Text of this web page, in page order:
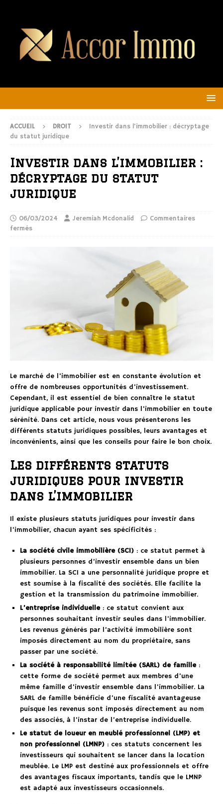
ACCUEIL DROIT
Investir dans l’immobilier : décryptage
du statut juridique
Investir dans l’immobilier :
décryptage du statut
juridique
06/03/2024 Jeremiah Mcdonalid
Commentaires
fermés
Le marché de l’immobilier est en constante évolution et
offre de nombreuses opportunités d’investissement.
Cependant, il est essentiel de bien connaître le statut
juridique applicable pour investir dans l’immobilier en toute
sérénité. Dans cet article, nous vous présenterons les
différents statuts juridiques possibles, leurs avantages et
inconvénients, ainsi que les conseils pour faire le bon choix.
Les différents statuts
juridiques pour investir
dans l’immobilier
Il existe plusieurs statuts juridiques pour investir dans
l’immobilier, chacun ayant ses spécificités :
La société civile immobilière (SCI) : ce statut permet à
plusieurs personnes d’investir ensemble dans un bien
immobilier. La SCI a une personnalité juridique propre et
est soumise à la fiscalité des sociétés. Elle facilite la
gestion et la transmission du patrimoine immobilier.
L’entreprise individuelle: ce statut convient aux
personnes souhaitant investir seules dans l’immobilier.
Les revenus générés par l’activité immobilière sont
imposés directement au nom du propriétaire, sans
passer par une société.
La société à responsabilité limitée (SARL) de famille:
cette forme de société permet aux membres d’une
même famille d’investir ensemble dans l’immobilier. La
SARL de famille bénéficie d’une fiscalité avantageuse
puisque les revenus sont imposés directement au nom
des associés, à l’instar de l’entreprise individuelle.
Le statut de loueur en meublé professionnel (LMP) et
non professionnel (LMNP) : ces statuts concernent les
investisseurs qui souhaitent se lancer dans la location
meublée. Le LMP est destiné aux professionnels et offre
des avantages fiscaux importants, tandis que le LMNP
est adapté aux investisseurs occasionnels.